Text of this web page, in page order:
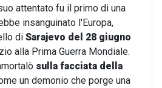
attentato fu il primo di una
insanguinato l'Europa,
di Sarajevo del 28 giugno
alla Prima Guerra Mondiale.
sulla facciata della
un demonio che porge una